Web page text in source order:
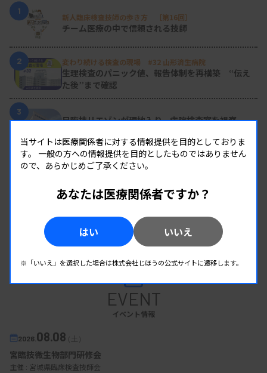
1
新人臨床検査技師の歩き方 ［第16回］
チーム医療の中で信頼される技師
2 変わり続ける検査の現場 #32 山形済生病院
生理検査のパニック値、報告体制を再構築 “伝え
た後”まで確認
3
日臨技リエゾンが現地入り、病院検査室を視察
4
導入経費や高齢化など課題に
2026年度学術推進プロジェクトを決定
検査医学会
EVENT
イベント情報
2026. 08.08（土）
宮臨技微生物部門研修会
主催 : 宮城県臨床検査技師会
当サイトは医療関係者に対する情報提供を目的としておりま
す。 一般の方への情報提供を目的としたものではありません
ので、あらかじめご了承ください。
あなたは医療関係者ですか？
はい いいえ
※「いいえ」を選択した場合は株式会社じほうの公式サイトに遷移します。